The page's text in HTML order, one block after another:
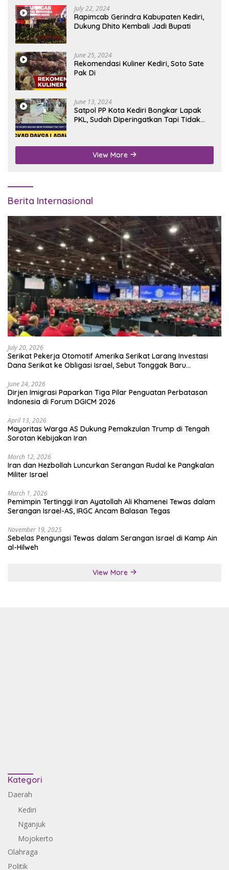
July 22, 2024
Rapimcab Gerindra Kabupaten Kediri,
Dukung Dhito Kembali Jadi Bupati
June 25, 2024
Rekomendasi Kuliner Kediri, Soto Sate
Pak Di
June 13, 2024
Satpol PP Kota Kediri Bongkar Lapak
PKL, Sudah Diperingatkan Tapi Tidak
View More
Berita Internasional
July 20, 2026
Serikat Pekerja Otomotif Amerika Serikat Larang Investasi
Dana Serikat ke Obligasi Israel, Sebut Tonggak Baru
June 24, 2026
Dirjen Imigrasi Paparkan Tiga Pilar Penguatan Perbatasan
Indonesia di Forum DGICM 2026
April 13, 2026
Mayoritas Warga AS Dukung Pemakzulan Trump di Tengah
Sorotan Kebijakan Iran
March 12, 2026
Iran dan Hezbollah Luncurkan Serangan Rudal ke Pangkalan
Militer Israel
March 1, 2026
Pemimpin Tertinggi Iran Ayatollah Ali Khamenei Tewas dalam
Serangan Israel-AS, IRGC Ancam Balasan Tegas
November 19, 2025
Sebelas Pengungsi Tewas dalam Serangan Israel di Kamp Ain
al-Hilweh
View More
Kategori
Daerah
Kediri
Nganjuk
Mojokerto
Olahraga
Politik